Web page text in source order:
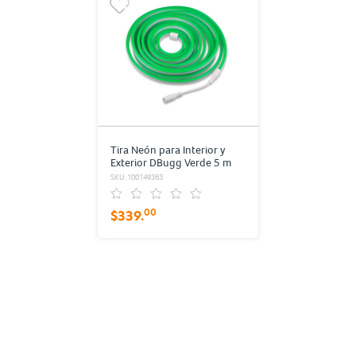
Tira Neón para Interior y
Exterior DBugg Verde 5 m
SKU: 100149363
$339.00